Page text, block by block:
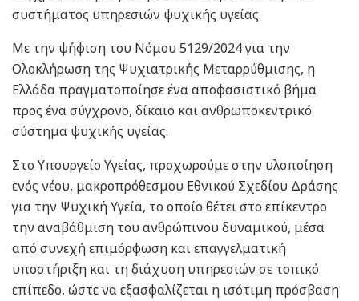
συστήματος υπηρεσιών ψυχικής υγείας.
Με την ψήφιση του Νόμου 5129/2024 για την
Ολοκλήρωση της Ψυχιατρικής Μεταρρύθμισης, η
Ελλάδα πραγματοποίησε ένα αποφασιστικό βήμα
προς ένα σύγχρονο, δίκαιο και ανθρωποκεντρικό
σύστημα ψυχικής υγείας.
Στο Υπουργείο Υγείας, προχωρούμε στην υλοποίηση
ενός νέου, μακροπρόθεσμου Εθνικού Σχεδίου Δράσης
για την Ψυχική Υγεία, το οποίο θέτει στο επίκεντρο
την αναβάθμιση του ανθρώπινου δυναμικού, μέσα
από συνεχή επιμόρφωση και επαγγελματική
υποστήριξη και τη διάχυση υπηρεσιών σε τοπικό
επίπεδο, ώστε να εξασφαλίζεται η ισότιμη πρόσβαση